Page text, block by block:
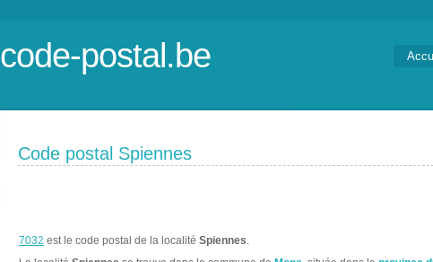
code-postal.be
Code postal Spiennes
7032 est le code postal de la localité Spiennes.